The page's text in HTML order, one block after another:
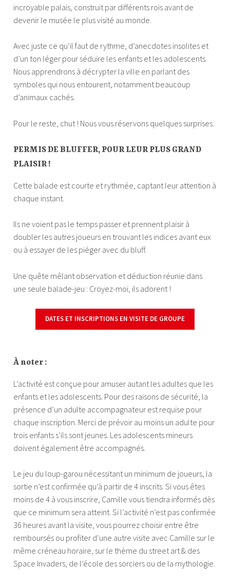
incroyable palais, construit par différents rois avant de
devenir le musée le plus visité au monde.
Avec juste ce qu’il faut de rythme, d’anecdotes insolites et
d’un ton léger pour séduire les enfants et les adolescents.
Nous apprendrons à décrypter la ville en parlant des
symboles qui nous entourent, notamment beaucoup
d’animaux cachés.
Pour le reste, chut ! Nous vous réservons quelques surprises.
PERMIS DE BLUFFER, POUR LEUR PLUS GRAND
PLAISIR !
Cette balade est courte et rythmée, captant leur attention à
chaque instant.
Ils ne voient pas le temps passer et prennent plaisir à
doubler les autres joueurs en trouvant les indices avant eux
ou à essayer de les piéger avec du bluff.
Une quête mêlant observation et déduction réunie dans
une seule balade-jeu : Croyez-moi, ils adorent !
DATES ET INSCRIPTIONS EN VISITE DE GROUPE
À noter :
L’activité est conçue pour amuser autant les adultes que les
enfants et les adolescents. Pour des raisons de sécurité, la
présence d’un adulte accompagnateur est requise pour
chaque inscription. Merci de prévoir au moins un adulte pour
trois enfants s’ils sont jeunes. Les adolescents mineurs
doivent également être accompagnés.
Le jeu du loup-garou nécessitant un minimum de joueurs, la
sortie n’est confirmée qu’à partir de 4 inscrits. Si vous êtes
moins de 4 à vous inscrire, Camille vous tiendra informés dès
que ce minimum sera atteint. Si l’activité n’est pas confirmée
36 heures avant la visite, vous pourrez choisir entre être
remboursés ou profiter d’une autre visite avec Camille sur le
même créneau horaire, sur le thème du street art & des
Space Invaders, de l’école des sorciers ou de la mythologie.